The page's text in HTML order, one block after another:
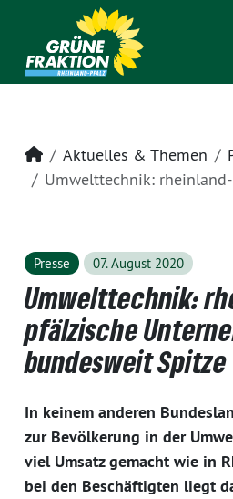
Startseite
Aktuelles & Themen
Umwelttechnik: rheinland-pfälzische
Presse 07. August 2020
Umwelttechnik:
pfälzische
bundesweit Spitze
In keinem anderen
zur Bevölkerung in der
viel Umsatz gemacht wie in
bei den Beschäftigten liegt